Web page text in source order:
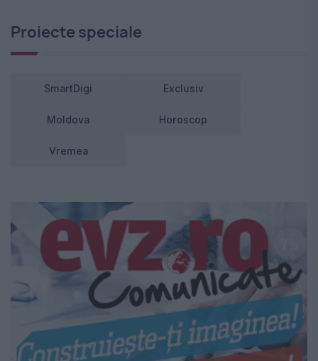
Proiecte speciale
SmartDigi Exclusiv
Moldova Horoscop
Vremea